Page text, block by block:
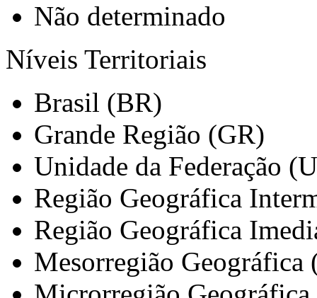
Não determinado
Níveis Territoriais
Brasil (BR)
Grande Região (GR)
Unidade da Federação
Região Geográfica
Região Geográfica
Mesorregião Geográfica